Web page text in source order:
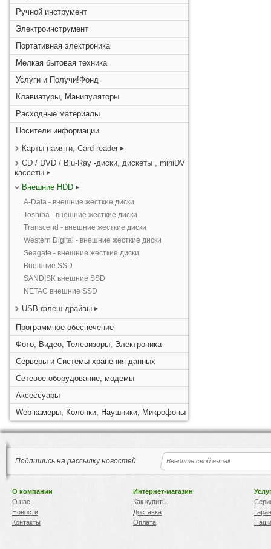
Ручной инструмент
Электроинструмент
Портативная электроника
Мелкая бытовая техника
Услуги и Получи!Фонд
Клавиатуры, Манипуляторы
Расходные материалы
Носители информации
Карты памяти, Card reader
CD / DVD / Blu-Ray -диски, дискеты , miniDV
кассеты
Внешние HDD
A-Data - внешние жесткие диски
Toshiba - внешние жесткие диски
Transcend - внешние жесткие диски
Western Digital - внешние жесткие диски
Seagate - внешние жесткие диски
Внешние SSD
SANDISK внешние SSD
NETAC внешние SSD
USB-флеш драйвы
Программное обеспечение
Фото, Видео, Телевизоры, Электроника
Серверы и Системы хранения данных
Сетевое оборудование, модемы
Аксессуары
Web-камеры, Колонки, Наушники, Микрофоны
Подпишись на рассылку новостей
О компании
О нас
Новости
Контакты
Интернет-магазин
Как купить
Доставка
Оплата